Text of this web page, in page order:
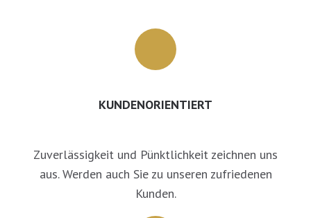
KUNDENORIENTIERT
Zuverlässigkeit und Pünktlichkeit zeichnen uns
aus. Werden auch Sie zu unseren zufriedenen
Kunden.